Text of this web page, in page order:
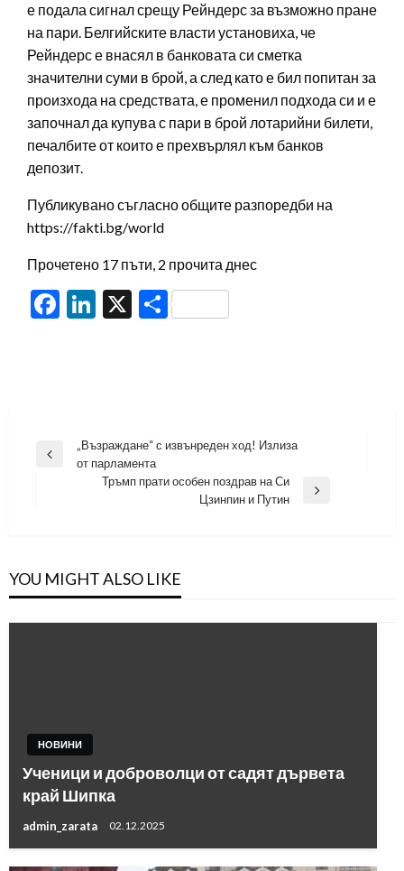
е подала сигнал срещу Рейндерс за възможно пране
на пари. Белгийските власти установиха, че
Рейндерс е внасял в банковата си сметка
значителни суми в брой, а след като е бил попитан за
произхода на средствата, е променил подхода си и е
започнал да купува с пари в брой лотарийни билети,
печалбите от които е прехвърлял към банков
депозит.
Публикувано съгласно общите разпоредби на
https://fakti.bg/world
Прочетено 17 пъти, 2 прочита днес
Facebook
LinkedIn
X Share
Навигация
Previous
„Възраждане“ с извънреден ход! Излиза
от парламента
Тръмп прати особен поздрав на Си
Цзинпин и Путин
YOU MIGHT ALSO LIKE
НОВИНИ
Ученици и доброволци от садят дървета
край Шипка
admin_zarata 02.12.2025